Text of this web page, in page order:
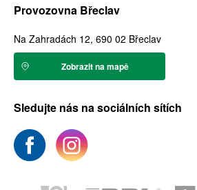
Provozovna Břeclav
Na Zahradách 12, 690 02 Břeclav
Zobrazit na mapě
Sledujte nás na sociálních sítích